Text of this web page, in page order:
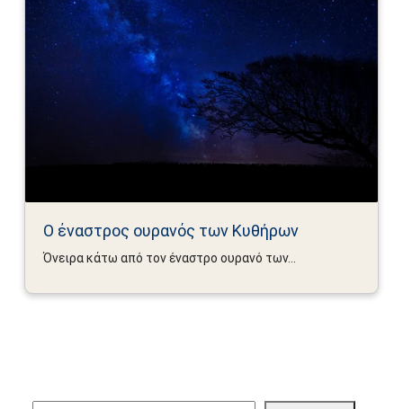
Ο έναστρος ουρανός των Κυθήρων
Όνειρα κάτω από τον έναστρο ουρανό των...